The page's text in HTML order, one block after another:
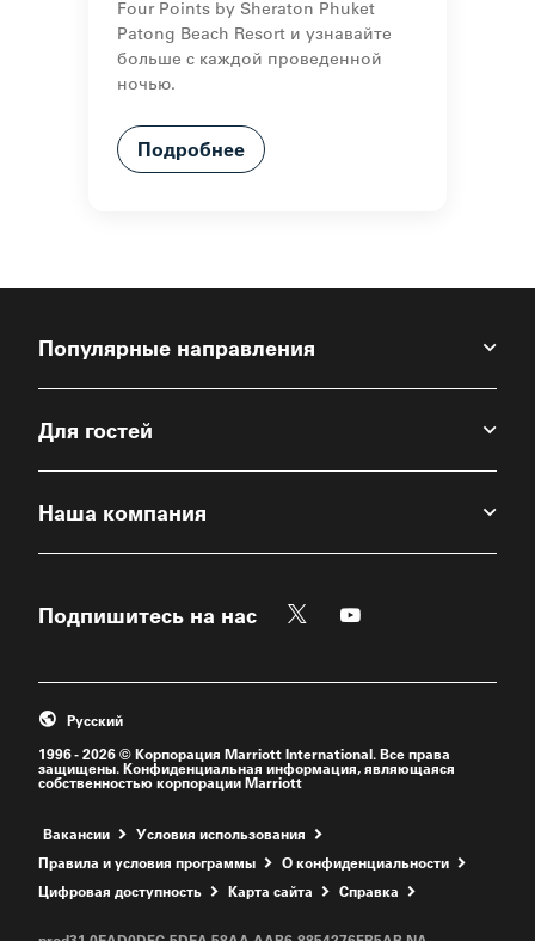
Four Points by Sheraton Phuket
Patong Beach Resort и узнавайте
больше с каждой проведенной
ночью.
Подробнее
Популярные направления
Для гостей
Наша компания
Подпишитесь на нас Twitter
Откроется новое окно
Откроется новое
1996 - 2026 © Корпорация Marriott International. Все права
защищены. Конфиденциальная информация, являющаяся
собственностью корпорации Marriott
Русский
Вакансии Откроется новое окно
Условия использования
Правила и условия программы
О конфиденциальности
Цифровая доступность
Kарта сайта Справка